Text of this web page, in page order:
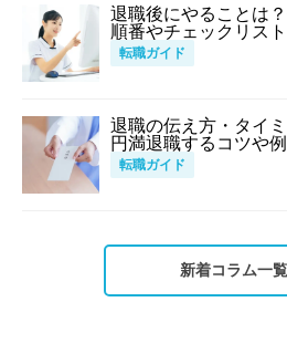
退職後にやることは
順番やチェックリス
転職ガイド
退職の伝え方・タイ
円満退職するコツや
転職ガイド
新着コラム一